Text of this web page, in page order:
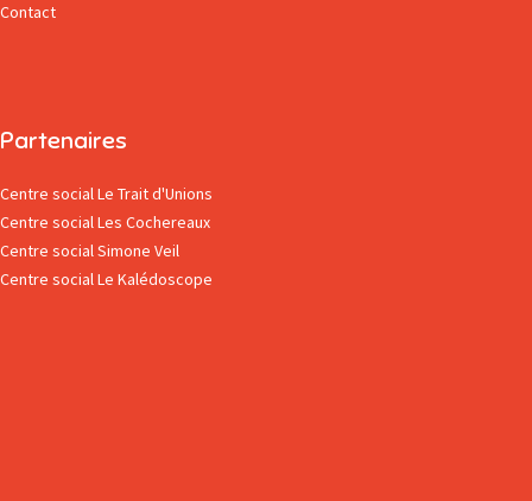
Contact
Partenaires
Centre social Le Trait d'Unions
Centre social Les Cochereaux
Centre social Simone Veil
Centre social Le Kalédoscope